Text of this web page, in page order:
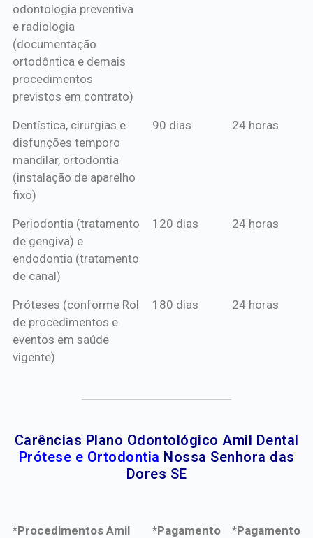
odontologia preventiva
e radiologia
(documentação
ortodôntica e demais
procedimentos
previstos em contrato)
Dentística, cirurgias e
disfunções temporo
mandilar, ortodontia
(instalação de aparelho
fixo)
90 dias 24 horas
Periodontia (tratamento
de gengiva) e
endodontia (tratamento
de canal)
120 dias 24 horas
Próteses (conforme Rol
de procedimentos e
eventos em saúde
vigente)
180 dias 24 horas
Carências Plano Odontológico Amil Dental
Prótese e Ortodontia Nossa Senhora das
Dores SE
*Procedimentos Amil
*Pagamento
*Pagamento